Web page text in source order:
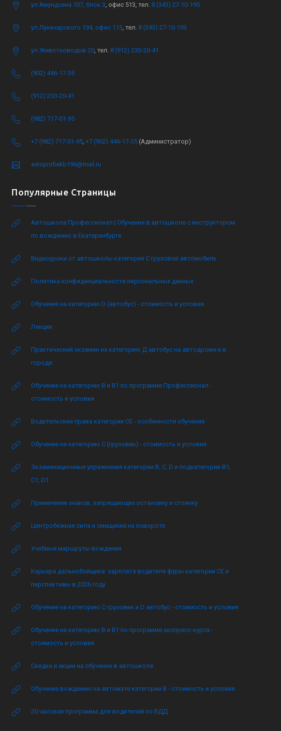
ул.Амундсена 107, блок 3 , офис 513, тел. 8 (343) 27-10-195
ул.Луначарского 194, офис 113 , тел. 8 (343) 27-10-193
ул.Животноводов 20 , тел. 8 (912) 230-20-41
(902) 446-17-35
(912) 230-20-41
(982) 717-01-95
+7 (982) 717-01-95 +7 (902) 446-17-35 (Администратор)
avtoprofiekb196@mail.ru
Популярные Страницы
Автошкола Профессионал | Обучение в автошколе с инструктором
по вождению в Екатеринбурге
Видеоуроки от автошколы категория C грузовой автомобиль
Политика конфиденциальности персональных данных
Обучение на категорию D (автобус) - стоимость и условия
Лекции
Практический экзамен на категорию Д автобус на автодроме и в
городе
Обучение на категорию B и B1 по программе Профессионал -
стоимость и условия
Водительские права категории CE - особенности обучения
Обучение на категорию C (грузовик) - стоимость и условия
Экзаменационные упражнения категории B, C, D и подкатегории B1,
C1, D1
Применение знаков, запрещающих остановку и стоянку
Центробежная сила и смещение на повороте
Учебные маршруты вождения
Карьера дальнобойщика: зарплата водителя фуры категории CE и
перспективы в 2026 году
Обучение на категорию C грузовик и D автобус - стоимость и условия
Обучение на категорию B и B1 по программе экспресс-курса -
стоимость и условия
Скидки и акции на обучение в автошколе
Обучение вождению на автомате категории B - стоимость и условия
20 часовая программа для водителей по БДД